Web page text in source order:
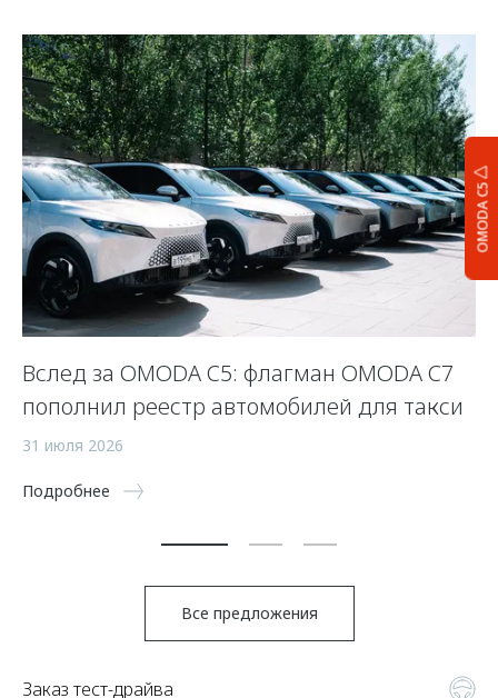
OMODA C5
Вслед за OMODA C5: флагман OMODA C7
пополнил реестр автомобилей для такси
31 июля 2026
Подробнее
Все предложения
Заказ тест-драйва